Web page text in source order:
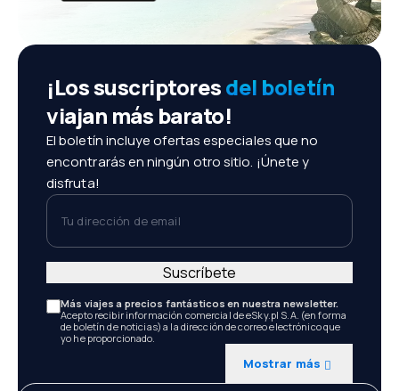
¡Los suscriptoresdel boletín
viajan más barato!
El boletín incluye ofertas especiales que no
encontrarás en ningún otro sitio. ¡Únete y
disfruta!
Tu dirección de email
Más viajes a precios fantásticos en nuestra newsletter.
Acepto recibir información comercial de eSky.pl S.A. (en forma
de boletín de noticias) a la dirección de correo electrónico que
yo he proporcionado.
Mostrar más
Suscríbete